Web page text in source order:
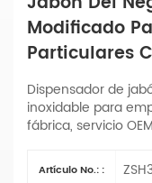
Modificado
Particulares
Dispensador de
inoxidable para
fábrica, servicio
Artículo No.: :